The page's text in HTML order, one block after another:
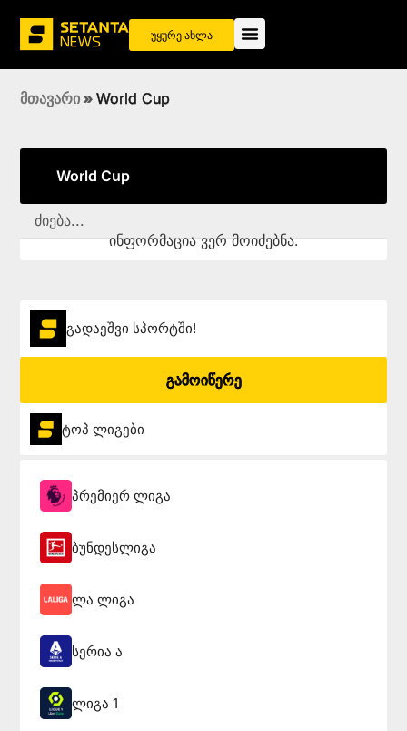
უყურე ახლა
მთავარი » World Cup
World Cup
ინფორმაცია ვერ მოიძებნა.
გადაეშვი სპორტში!
გამოიწერე
ტოპ ლიგები
პრემიერ ლიგა
ბუნდესლიგა
ლა ლიგა
სერია ა
ლიგა 1